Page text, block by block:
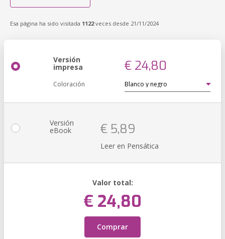
Esa página ha sido visitada 1122veces desde 21/11/2024
Versión
impresa € 24,80
Coloración
Versión
eBook € 5,89
Leer en Pensática
Valor total:
€ 24,80
Comprar